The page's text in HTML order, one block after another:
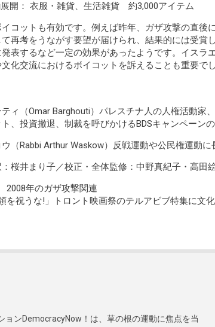
開： 衣服・雑貨、生活雑貨 約3,000アイテム
コットも有効です。例えば昨年、ガザ攻撃の直後
再考をうながす要望が届けられ、結果的には受賞
表するなど一定の効果があったようです。 イスラ
化交流におけるボイコットを訴えることも重要でし
ィ（Omar Barghouti）パレスチナ人の人権活動家
、投資撤退、制裁を呼びかけるBDSキャンペーン
（Rabbi Arthur Waskow）反戦運動や公民権運動
桜井まり子／校正・全体監修：中野真紀子・高田
年のガザ攻撃関連
領を祝うな!」トロント映画祭のテルアビブ特集に文
ョンDemocracyNow！は、草の根の運動に焦点を当